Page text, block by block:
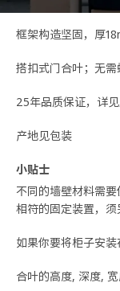
框架构造坚固，厚
搭扣式门合叶；无需
25年品质保证，详见
产地见包装
小贴士
不同的墙壁材料需
相符的固定装置，须
如果你要将柜子安
合叶的高度, 深度, 宽